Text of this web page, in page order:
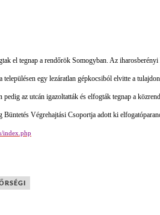
el tegnap a rendőrök Somogyban. Az
egy lezáratlan gépkocsiból elvitte a
pedig az utcán igazoltatták és elfogták tegnap a
Végrehajtási Csoportja adott ki
index.php